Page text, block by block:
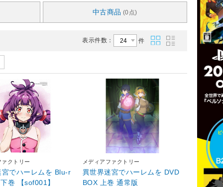
中古商品 (0点)
表示件数： 件
クトリー
宮でハーレムを Blu-r
巻 【sof001】
メディアファクトリー
異世界迷宮でハーレムを DVD
BOX 上巻 通常版